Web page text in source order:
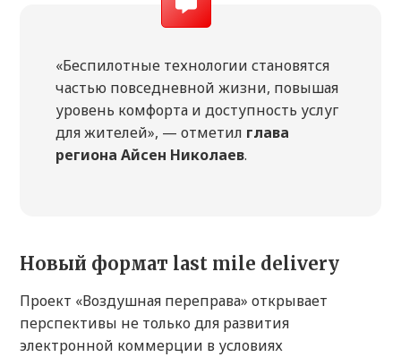
«Беспилотные технологии становятся
частью повседневной жизни, повышая
уровень комфорта и доступность услуг
для жителей», — отметил глава
региона Айсен Николаев.
Новый формат last mile delivery
Проект «Воздушная переправа» открывает
перспективы не только для развития
электронной коммерции в условиях